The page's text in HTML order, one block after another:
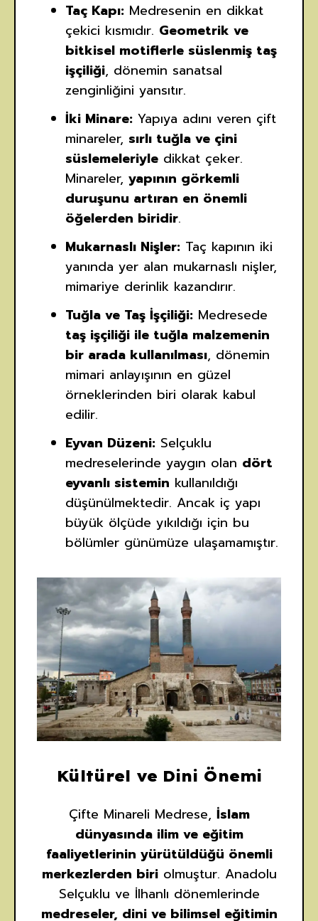
Taç Kapı: Medresenin en dikkat
çekici kısmıdır. Geometrik ve
bitkisel motiflerle süslenmiş taş
işçiliği, dönemin sanatsal
zenginliğini yansıtır.
İki Minare: Yapıya adını veren çift
minareler, sırlı tuğla ve çini
süslemeleriyle dikkat çeker.
Minareler, yapının görkemli
duruşunu artıran en önemli
öğelerden biridir.
Mukarnaslı Nişler: Taç kapının iki
yanında yer alan mukarnaslı nişler,
mimariye derinlik kazandırır.
Tuğla ve Taş İşçiliği: Medresede
taş işçiliği ile tuğla malzemenin
bir arada kullanılması, dönemin
mimari anlayışının en güzel
örneklerinden biri olarak kabul
edilir.
Eyvan Düzeni: Selçuklu
medreselerinde yaygın olan dört
eyvanlı sistemin kullanıldığı
düşünülmektedir. Ancak iç yapı
büyük ölçüde yıkıldığı için bu
bölümler günümüze ulaşamamıştır.
Kültürel ve Dini Önemi
Çifte Minareli Medrese, İslam
dünyasında ilim ve eğitim
faaliyetlerinin yürütüldüğü önemli
merkezlerden biriolmuştur. Anadolu
Selçuklu ve İlhanlı dönemlerinde
medreseler, dini ve bilimsel eğitimin